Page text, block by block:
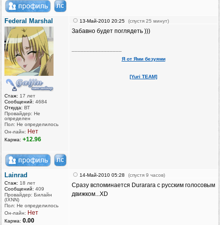
Federal Marshal
Стаж: 17 лет
Сообщений: 4684
Откуда: ВТ
Провайдер: Не
определен
Пол: Не определилось
Он-лайн: Нет
Карма: +12.96
13-Май-2010 20:25 (спустя 25 минут)
Забавно будет поглядеть )))
Я от Ями безуями
[Yuri TEAM]
Lainrad
Стаж: 18 лет
Сообщений: 409
Провайдер: Билайн
(IXNN)
Пол: Не определилось
Он-лайн: Нет
Карма: 0.00
14-Май-2010 05:28 (спустя 9 часов)
Сразу вспоминается Durarara с русским голосовым
движком...XD